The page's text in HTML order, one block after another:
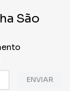
São
ENVIAR